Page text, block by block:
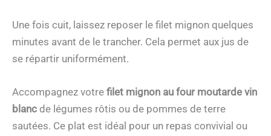
Une fois cuit, laissez reposer le filet mignon quelques
minutes avant de le trancher. Cela permet aux jus de
se répartir uniformément.
Accompagnez votre filet mignon au four moutarde vin
blanc de légumes rôtis ou de pommes de terre
sautées. Ce plat est idéal pour un repas convivial ou